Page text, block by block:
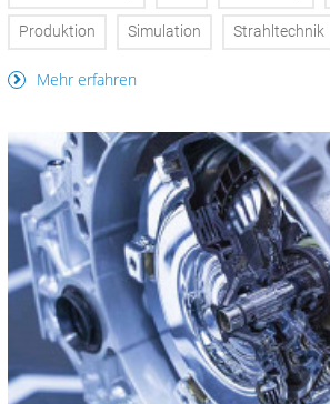
Produktion Simulation Strahltechnik
Mehr erfahren